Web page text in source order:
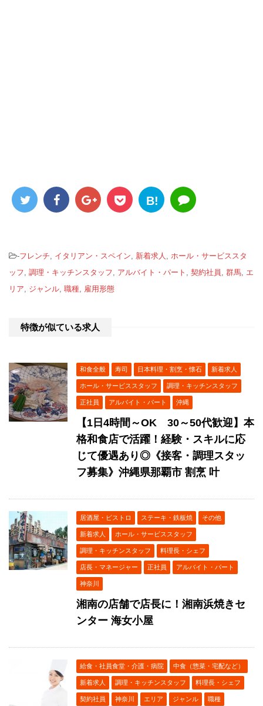
B!
-フレンチ イタリアン・スペイン 新着求人
ホール・サービススタ
ッフ 調理・キッチンスタッフ アルバイト・パート 契約社員 群馬 エ
リア
ジャンル 職種 雇用形態
特徴が似ている求人
和食全般 寿司 日本料理・割烹・懐石 新着求人
ホール・サービススタッフ 調理・キッチンスタッフ
正社員 アルバイト・パート 沖縄
【1日4時間～OK 30～50代歓迎】本
格和食店で活躍！経験・スキルに応
じて優遇あり◎《接客・調理スタッ
フ募集》沖縄県那覇市 割烹 叶
居酒屋・ビストロ ステーキ・鉄板焼 その他
新着求人 ホール・サービススタッフ
調理・キッチンスタッフ 料理長・シェフ
店長・マネージャー 正社員 アルバイト・パート
神奈川
湘南の店舗で店長に！湘南浜焼きセ
ンター 海女小屋
給食・社員食堂・介護・病院 中食（惣菜・宅配など）
新着求人 調理・キッチンスタッフ 料理長・シェフ
契約社員 神奈川 エリア ジャンル 職種